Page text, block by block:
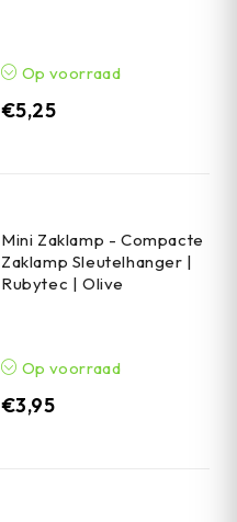
Op voorraad
€5,25
Mini Zaklamp - Compacte
Zaklamp Sleutelhanger |
Rubytec | Olive
Op voorraad
€3,95